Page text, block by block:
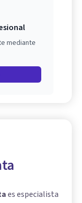
mediante
es especialista